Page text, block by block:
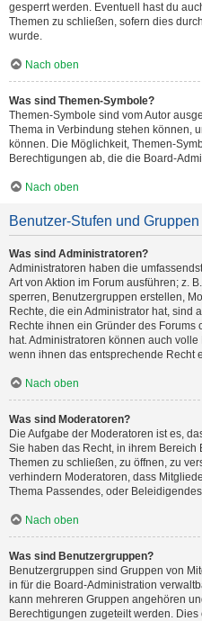
gesperrt werden. Eventuell hast du
Themen zu schließen, sofern dies
wurde.
Nach oben
Was sind Themen-Symbole?
Themen-Symbole sind vom Autor
Thema in Verbindung stehen können,
können. Die Möglichkeit, Themen-
Berechtigungen ab, die die Board-
Nach oben
Benutzer-Stufen und Gruppen
Was sind Administratoren?
Administratoren haben die
Art von Aktion im Forum ausführen; z.
sperren, Benutzergruppen erstellen,
Rechte, die ein Administrator hat, sind
Rechte ihnen ein Gründer des
hat. Administratoren können auch
wenn ihnen das entsprechende Recht
Nach oben
Was sind Moderatoren?
Die Aufgabe der Moderatoren ist es,
Sie haben das Recht, in ihrem
Themen zu schließen, zu öffnen, zu
verhindern Moderatoren, dass
Thema Passendes, oder
Nach oben
Was sind Benutzergruppen?
Benutzergruppen sind Gruppen von
in für die Board-Administration
kann mehreren Gruppen angehören
Berechtigungen zugeteilt werden.